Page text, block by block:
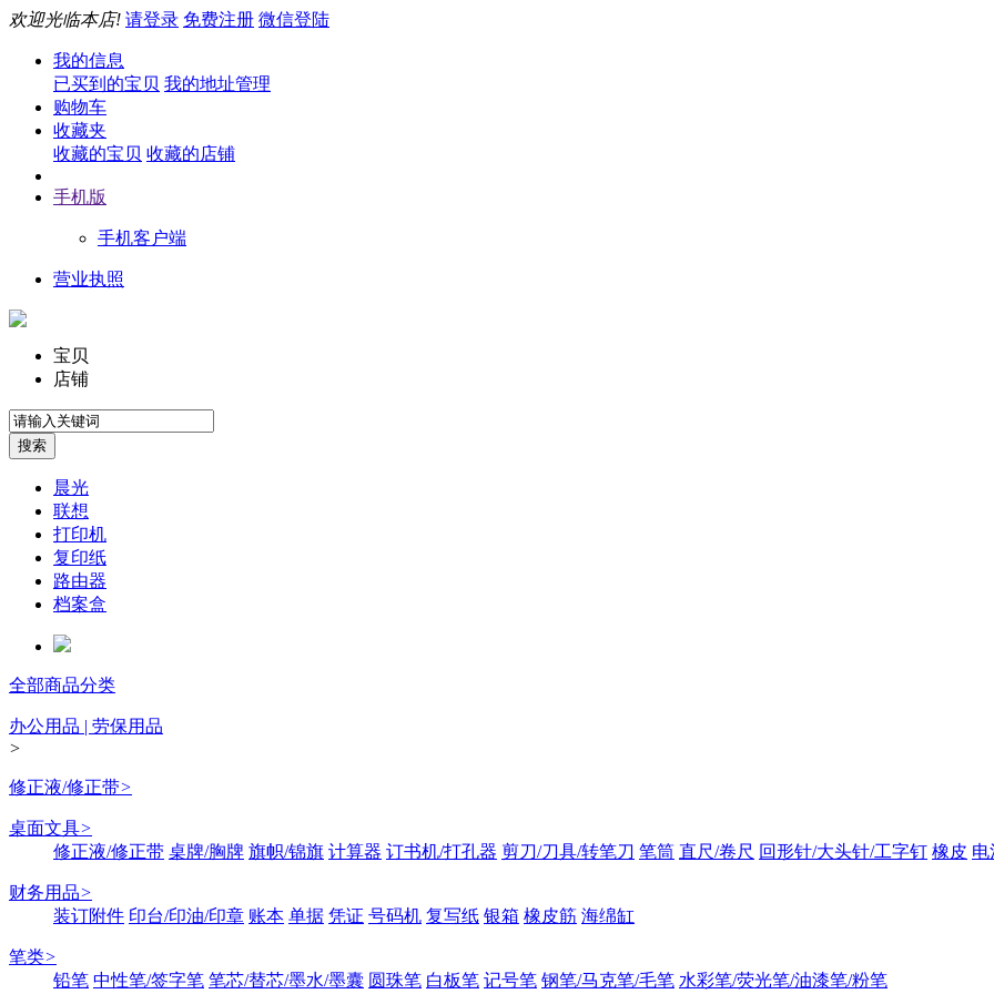
欢迎光临本店! 请登录 免费注册 微信登陆
我的信息
已买到的宝贝 我的地址管理
购物车
收藏夹
收藏的宝贝 收藏的店铺
手机版
手机客户端
营业执照
宝贝
店铺
晨光
联想
打印机
复印纸
路由器
档案盒
全部商品分类
办公用品 | 劳保用品
>
修正液/修正带>
桌面文具>
修正液/修正带 桌牌/胸牌 旗帜/锦旗 计算器 订书机/打孔器 剪刀/刀具/转笔刀 笔筒 直尺/卷尺 回形针/大头针/工字钉 橡皮 电
财务用品>
装订附件 印台/印油/印章 账本 单据 凭证 号码机 复写纸 银箱 橡皮筋 海绵缸
笔类>
铅笔 中性笔/签字笔 笔芯/替芯/墨水/墨囊 圆珠笔 白板笔 记号笔 钢笔/马克笔/毛笔 水彩笔/荧光笔/油漆笔/粉笔